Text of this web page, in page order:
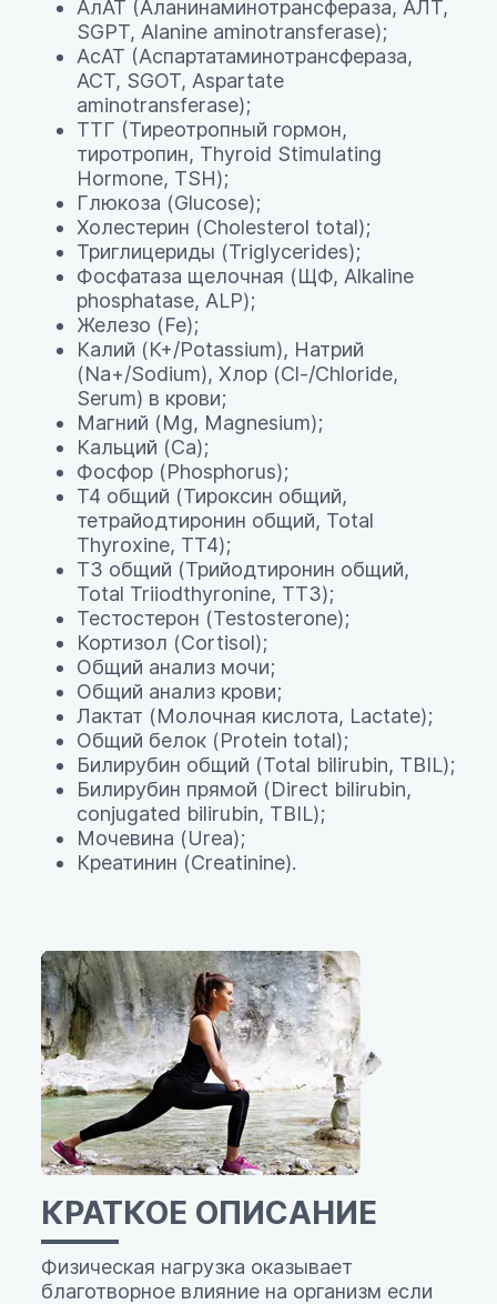
АлАТ (Аланинаминотрансфераза, АЛТ,
SGPT, Alanine aminotransferase);
АсАТ (Аспартатаминотрансфераза,
ACT, SGOT, Aspartate
aminotransferase);
ТТГ (Тиреотропный гормон,
тиротропин, Thyroid Stimulating
Hormone, TSH);
Глюкоза (Glucose);
Холестерин (Cholesterol total);
Триглицериды (Triglycerides);
Фосфатаза щелочная (ЩФ, Alkaline
phosphatase, ALP);
Железо (Fe);
Калий (К+/Potassium), Натрий
(Na+/Sodium), Хлор (Сl-/Chloride,
Serum) в крови;
Магний (Мg, Magnesium);
Кальций (Ca);
Фосфор (Phosphorus);
Т4 общий (Тироксин общий,
тетрайодтиронин общий, Total
Thyroxine, TT4);
Т3 общий (Трийодтиронин общий,
Total Triiodthyronine, TT3);
Тестостерон (Testosterone);
Кортизол (Cortisol);
Общий анализ мочи;
Общий анализ крови;
Лактат (Молочная кислота, Lactate);
Общий белок (Protein total);
Билирубин общий (Total bilirubin, TBIL);
Билирубин прямой (Direct bilirubin,
conjugated bilirubin, TBIL);
Мочевина (Urea);
Креатинин (Creatinine).
КРАТКОЕ ОПИСАНИЕ
Физическая нагрузка оказывает
благотворное влияние на организм если